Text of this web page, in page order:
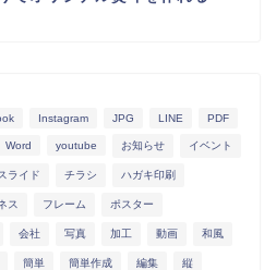
Instagram JPG LINE PDF
Word youtube お知らせ イベント
ライド チラシ ハガキ印刷
ス フレーム ポスター
会社 写真 加工 動画 和風
簡単 簡単作成 編集 縦